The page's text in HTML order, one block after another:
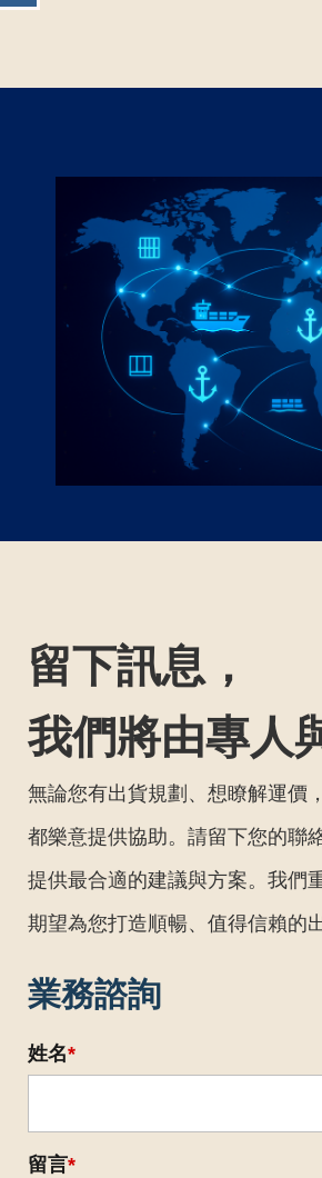
留下訊息，
我們將由專人
無論您有出貨規劃、想瞭解運價
都樂意提供協助。請留下您的聯
提供最合適的建議與方案。我們
期望為您打造順暢、值得信賴的
業務諮詢
姓名*
留言*